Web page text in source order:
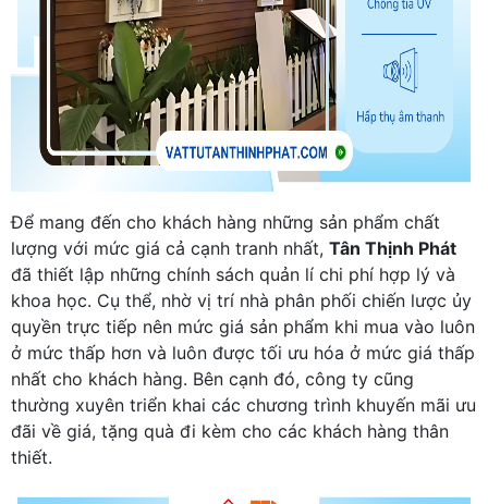
Để mang đến cho khách hàng những sản phẩm chất
lượng với mức giá cả cạnh tranh nhất, Tân Thịnh Phát
đã thiết lập những chính sách quản lí chi phí hợp lý và
khoa học. Cụ thể, nhờ vị trí nhà phân phối chiến lược ủy
quyền trực tiếp nên mức giá sản phẩm khi mua vào luôn
ở mức thấp hơn và luôn được tối ưu hóa ở mức giá thấp
nhất cho khách hàng. Bên cạnh đó, công ty cũng
thường xuyên triển khai các chương trình khuyến mãi ưu
đãi về giá, tặng quà đi kèm cho các khách hàng thân
thiết.